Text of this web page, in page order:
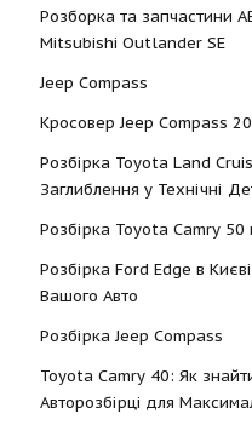
Розборка та запчастини
Mitsubishi Outlander SE
Jeep Compass
Кросовер Jeep Compass
Розбірка Toyota Land
Заглиблення у Технічні
Розбірка Toyota Camry
Розбірка Ford Edge в
Вашого Авто
Розбірка Jeep Compass
Toyota Camry 40: Як
Авторозбірці для